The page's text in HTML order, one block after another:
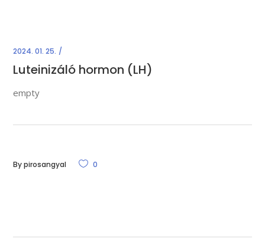
2024. 01. 25.
Luteinizáló hormon (LH)
empty
Bypirosangyal 0